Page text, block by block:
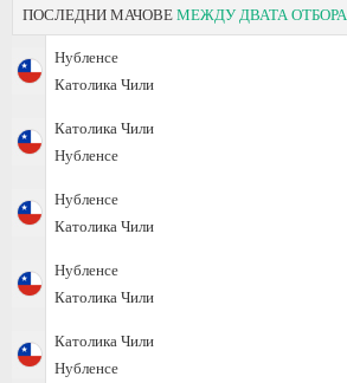
ПОСЛЕДНИ МАЧОВЕ МЕЖДУ ДВАТА ОТБОРА
Нубленсе
Католика Чили
Католика Чили
Нубленсе
Нубленсе
Католика Чили
Нубленсе
Католика Чили
Католика Чили
Нубленсе